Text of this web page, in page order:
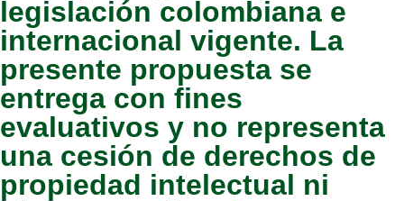
legislación colombiana e
internacional vigente. La
presente propuesta se
entrega con fines
evaluativos y no representa
una cesión de derechos de
propiedad intelectual ni